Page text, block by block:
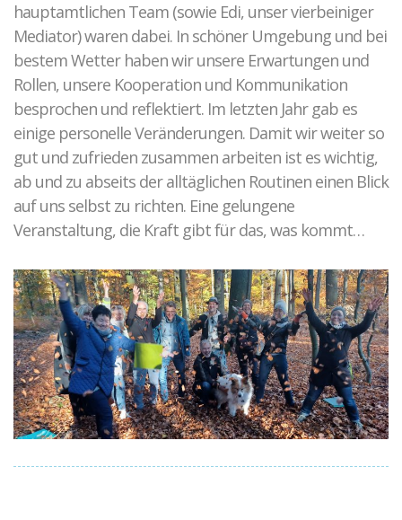
hauptamtlichen Team (sowie Edi, unser vierbeiniger
Mediator) waren dabei. In schöner Umgebung und bei
bestem Wetter haben wir unsere Erwartungen und
Rollen, unsere Kooperation und Kommunikation
besprochen und reflektiert. Im letzten Jahr gab es
einige personelle Veränderungen. Damit wir weiter so
gut und zufrieden zusammen arbeiten ist es wichtig,
ab und zu abseits der alltäglichen Routinen einen Blick
auf uns selbst zu richten. Eine gelungene
Veranstaltung, die Kraft gibt für das, was kommt…